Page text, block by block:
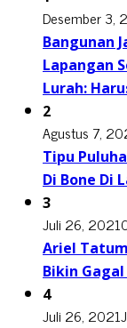
Desember 3,
Bangunan
Lapangan
Lurah:
2
Agustus 7,
Tipu
Di Bone Di
3
Juli 26, 2021
Ariel
Bikin Gagal
4
Juli 26, 2021